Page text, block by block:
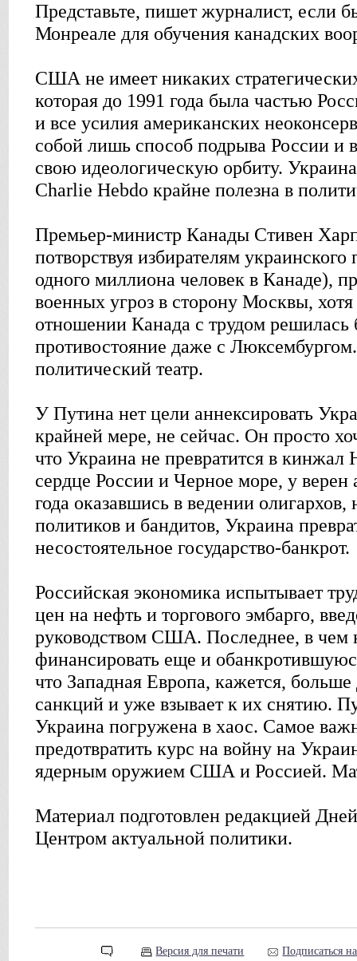
Представьте, пишет журналист, если
Монреале для обучения канадских
США не имеет никаких
которая до 1991 года была частью
и все усилия американских
собой лишь способ подрыва России и
свою идеологическую орбиту.
Charlie Hebdo крайне полезна в
Премьер-министр Канады Стивен
потворствуя избирателям
одного миллиона человек в Канаде),
военных угроз в сторону Москвы,
отношении Канада с трудом решилась
противостояние даже с
политический театр.
У Путина нет цели аннексировать
крайней мере, не сейчас. Он просто
что Украина не превратится в
сердце России и Черное море, у верен
года оказавшись в ведении
политиков и бандитов, Украина
несостоятельное государство-банкрот.
Российская экономика испытывает
цен на нефть и торгового эмбарго,
руководством США. Последнее, в чем
финансировать еще и
что Западная Европа, кажется, больше
санкций и уже взывает к их снятию.
Украина погружена в хаос. Самое
предотвратить курс на войну на
ядерным оружием США и Россией.
Материал подготовлен редакцией
Центром актуальной политики.
Версия для печати Подписаться